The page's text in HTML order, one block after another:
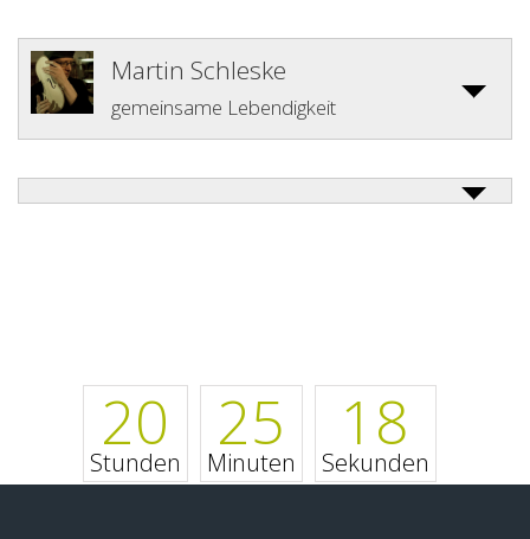
Martin Schleske
gemeinsame Lebendigkeit
20
Stunden
25
Minuten
18
Sekunden